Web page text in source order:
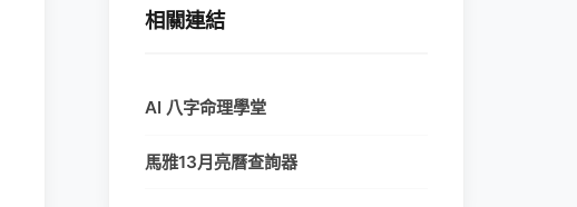
相關連結
AI 八字命理學堂
馬雅13月亮曆查詢器